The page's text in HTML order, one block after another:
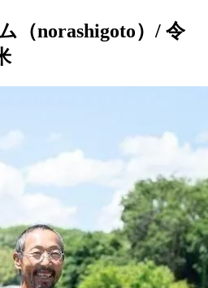
（norashigoto）/ 令